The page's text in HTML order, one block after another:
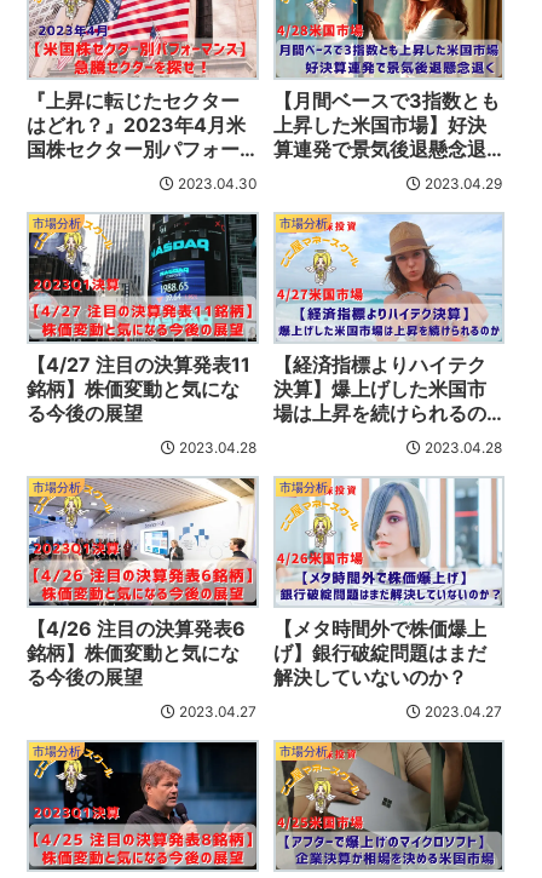
『上昇に転じたセクター
はどれ？』2023年4月米
国株セクター別パフォー
2023.04.30
【月間ベースで3指数とも
上昇した米国市場】好決
算連発で景気後退懸念退
2023.04.29
市場分析
【4/27 注目の決算発表11
銘柄】株価変動と気にな
る今後の展望
2023.04.28
市場分析
【経済指標よりハイテク
決算】爆上げした米国市
場は上昇を続けられるの
2023.04.28
市場分析
【4/26 注目の決算発表6
銘柄】株価変動と気にな
る今後の展望
2023.04.27
市場分析
【メタ時間外で株価爆上
げ】銀行破綻問題はまだ
解決していないのか？
2023.04.27
市場分析 市場分析